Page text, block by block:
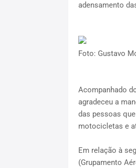
adensamento
Foto: Gustavo
Acompanhado
agradeceu a
das pessoas
motocicletas e
Em relação à
(Grupamento